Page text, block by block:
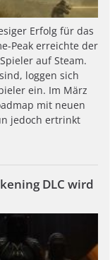
Erfolg für das
Peak erreichte der
auf Steam.
loggen sich
ein. Im März
mit neuen
jedoch ertrinkt
DLC wird